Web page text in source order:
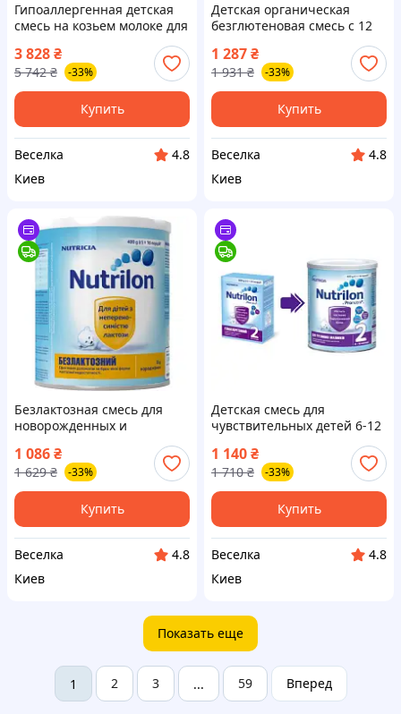
Гипоаллергенная детская
смесь на козьем молоке для
детей 0-6 месяцев без ГМО
для здорового роста FLAME
3 828₴
5 742 ₴ -33%
Купить
Веселка
4.8
Киев
Детская органическая
безглютеновая смесь с 12
иммунитета 600 г FLAME
1 287₴
1 931 ₴ -33%
Купить
Веселка
4.8
Киев
Безлактозная смесь для
новорожденных и
недостаточностью 0-18
месяцев 400 г FLAME
1 086₴
1 629 ₴ -33%
Купить
Веселка
4.8
Киев
Детская смесь для
чувствительных детей 6-12
гидролизованным белком и
витаминами 400 г FLAME
1 140₴
1 710 ₴ -33%
Купить
Веселка
4.8
Киев
Показать еще
1 2 3 ... 59 Вперед